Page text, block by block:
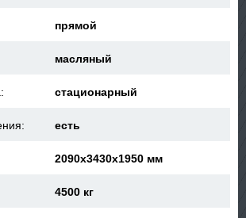
прямой
масляный
стационарный
есть
2090x3430x1950 мм
4500 кг